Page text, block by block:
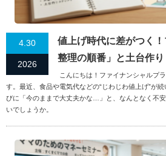
4.30
2026
値上げ時代に差がつく
整理の順番」と土台作り
こんにちは！ファイナンシャルプ
す。最近、食品や電気代などの“じわじわ値上げ”が
びに「今のままで大丈夫かな…」と、なんとなく不
いでしょうか。